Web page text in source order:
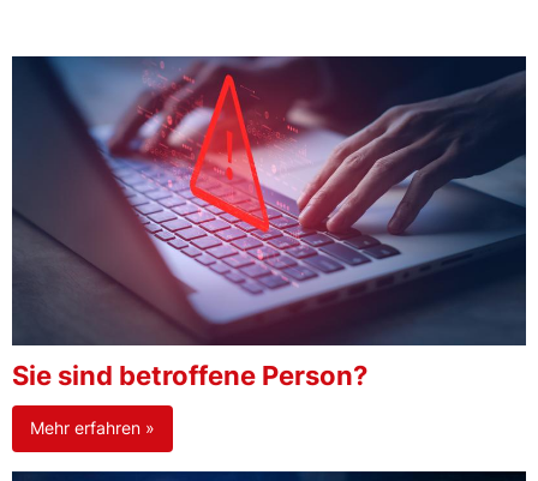
Sie sind betroffene Person?
Mehr erfahren »